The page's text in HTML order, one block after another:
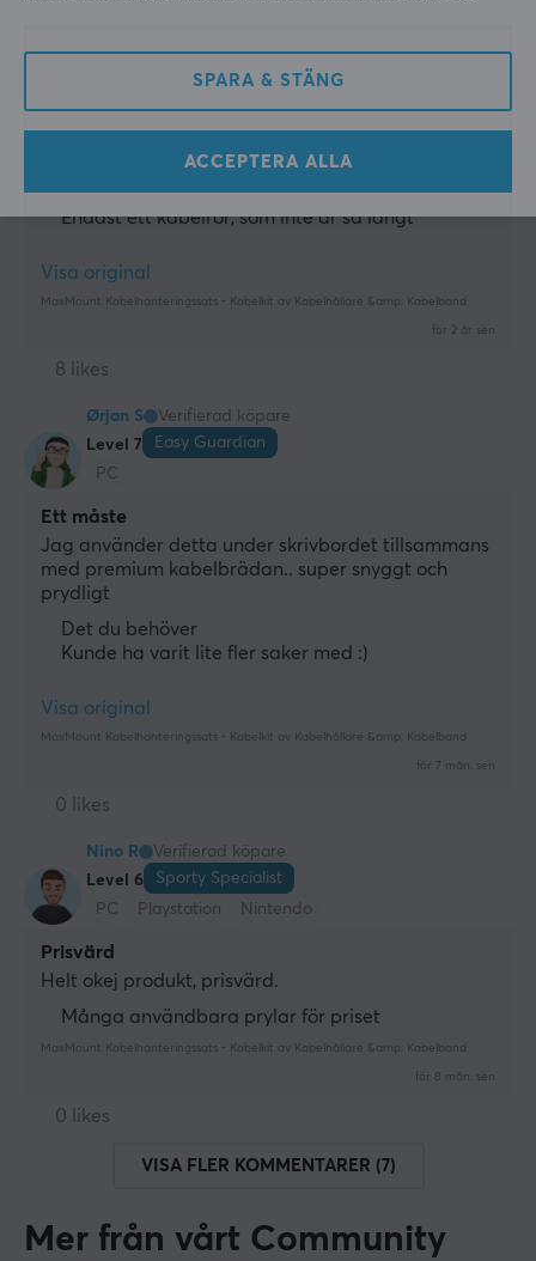
Level 6
Exotic Specialist
Fungerar som avsett
Ett trevligt set med olika kabelhanteringsartiklar.
Ett mångsidigt set
Endast ett kabelrör, som inte är så långt
Visa original
MaxMount Kabelhanteringssats - Kabelkit av Kabelhållare &amp; Kabelband
för 2 år sen
8 likes
Ørjan S
Verifierad köpare
Level 7
Easy Guardian
PC
Ett måste
Jag använder detta under skrivbordet tillsammans
med premium kabelbrädan.. super snyggt och
prydligt
Det du behöver
Kunde ha varit lite fler saker med :)
Visa original
MaxMount Kabelhanteringssats - Kabelkit av Kabelhållare &amp; Kabelband
för 7 mån. sen
0 likes
Nino R
Verifierad köpare
Level 6
Sporty Specialist
PC
Playstation Nintendo
Prisvärd
Helt okej produkt, prisvärd.
Många användbara prylar för priset
MaxMount Kabelhanteringssats - Kabelkit av Kabelhållare &amp; Kabelband
för 8 mån. sen
0 likes
VISA FLER KOMMENTARER (7)
Mer från vårt Community
SPARA & STÄNG
ACCEPTERA ALLA